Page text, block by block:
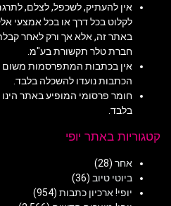
אין להעתיק, לשכפל, לצלם,
לקלוט בכל דרך או בכל אמצעי
באתר זה, אלא אך ורק לאחר
חברת טלר תקשורת בע"מ.
אין בכתבות המתפרסמות משום
הכתבות נועדו להשכלה בלבד.
חומר פרסומי המופיע באתר
בלבד.
קטגוריות באתר יופי
אחר (28)
ביוטי טיוב (36)
יופי! ארכיון כתבות (954)